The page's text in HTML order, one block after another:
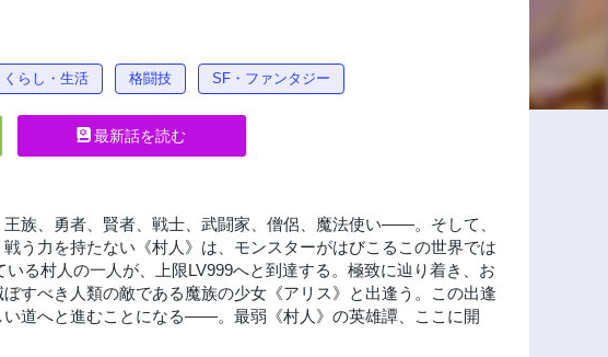
くらし・生活 格闘技 SF・ファンタジー
最新話を読む
族、勇者、賢者、戦士、武闘家、僧侶、魔法使い――。そして、
う力を持たない《村人》は、モンスターがはびこるこの世界では
る村人の一人が、上限LV999へと到達する。極致に辿り着き、お
すべき人類の敵である魔族の少女《アリス》と出逢う。この出逢
道へと進むことになる――。最弱《村人》の英雄譚、ここに開